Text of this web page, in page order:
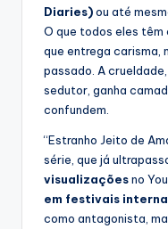
Diaries)ou até
O que todos eles têm
que entrega carisma,
passado. A
sedutor, ganha
confundem.
“Estranho Jeito de
série, que já
visualizaçõesno
em festivais
como antagonista,